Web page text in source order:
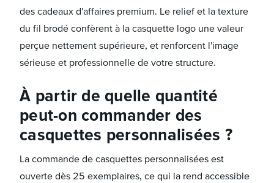
des cadeaux d'affaires premium. Le relief et la texture
du fil brodé confèrent à la casquette logo une valeur
perçue nettement supérieure, et renforcent l'image
sérieuse et professionnelle de votre structure.
À partir de quelle quantité
peut-on commander des
casquettes personnalisées ?
La commande de casquettes personnalisées est
ouverte dès 25 exemplaires, ce qui la rend accessible